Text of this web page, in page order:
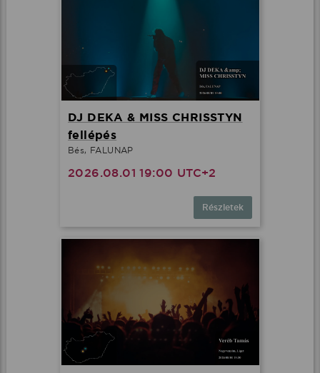
DJ DEKA & MISS CHRISSTYN
fellépés
Bés, FALUNAP
2026.08.01 19:00 UTC+2
Részletek